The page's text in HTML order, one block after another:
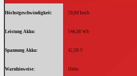
Höchstgeschwindigkeit 20,00 km/h
Leistung Akku 246,00 Wh
Spannung Akku 42,00 V
Warnhinweise Helm